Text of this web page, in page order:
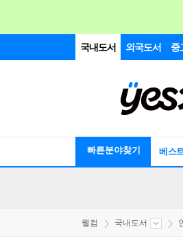
국내도서 외국도서 중
빠른분야찾기 베스
웰컴 국내도서